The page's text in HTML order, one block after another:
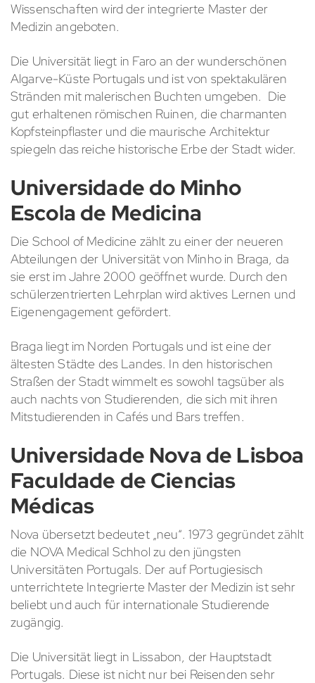
Wissenschaften wird der integrierte Master der
Medizin angeboten.
Die Universität liegt in Faro an der wunderschönen
Algarve-Küste Portugals und ist von spektakulären
Stränden mit malerischen Buchten umgeben. Die
gut erhaltenen römischen Ruinen, die charmanten
Kopfsteinpflaster und die maurische Architektur
spiegeln das reiche historische Erbe der Stadt wider.
Universidade do Minho
Escola de Medicina
Die School of Medicine zählt zu einer der neueren
Abteilungen der Universität von Minho in Braga, da
sie erst im Jahre 2000 geöffnet wurde. Durch den
schülerzentrierten Lehrplan wird aktives Lernen und
Eigenengagement gefördert.
Braga liegt im Norden Portugals und ist eine der
ältesten Städte des Landes. In den historischen
Straßen der Stadt wimmelt es sowohl tagsüber als
auch nachts von Studierenden, die sich mit ihren
Mitstudierenden in Cafés und Bars treffen.
Universidade Nova de Lisboa
Faculdade de Ciencias
Médicas
Nova übersetzt bedeutet „neu“. 1973 gegründet zählt
die NOVA Medical Schhol zu den jüngsten
Universitäten Portugals. Der auf Portugiesisch
unterrichtete Integrierte Master der Medizin ist sehr
beliebt und auch für internationale Studierende
zugängig.
Die Universität liegt in Lissabon, der Hauptstadt
Portugals. Diese ist nicht nur bei Reisenden sehr